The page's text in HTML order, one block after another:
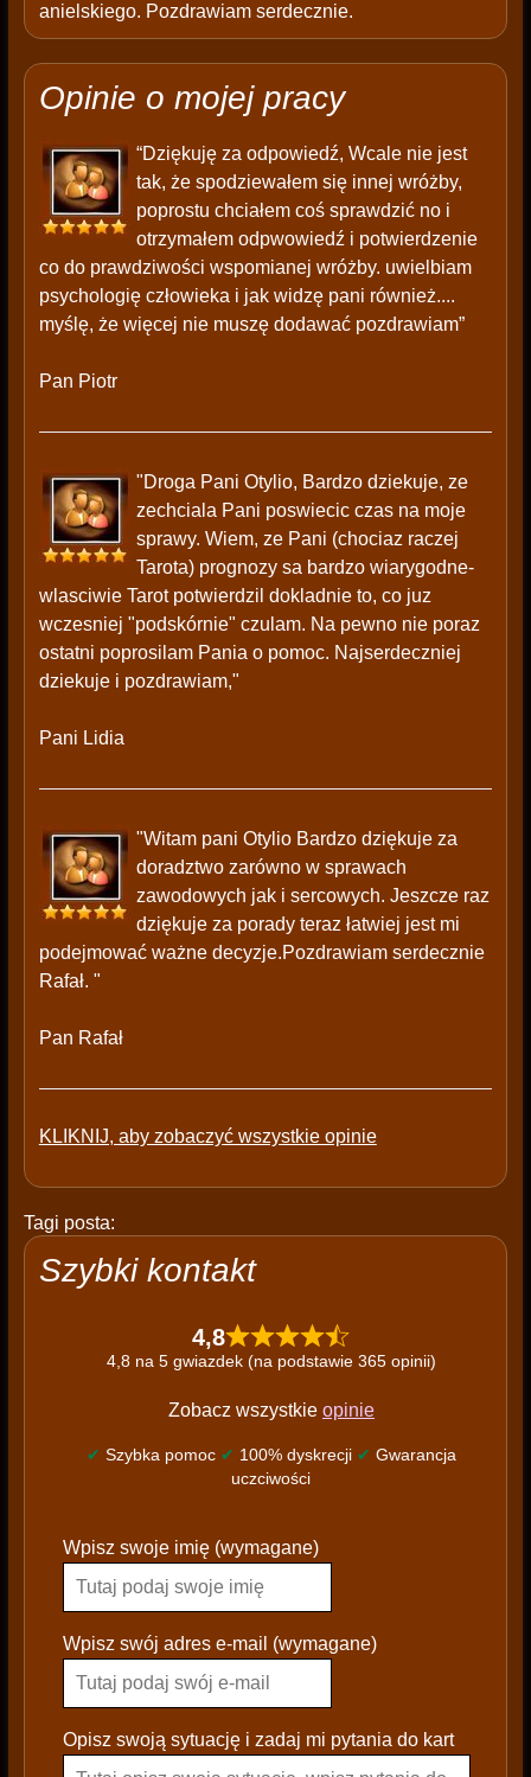
anielskiego. Pozdrawiam serdecznie.
Opinie o mojej pracy
“Dziękuję za odpowiedź, Wcale nie jest
tak, że spodziewałem się innej wróżby,
poprostu chciałem coś sprawdzić no i
otrzymałem odpwowiedź i potwierdzenie
co do prawdziwości wspomianej wróżby. uwielbiam
psychologię człowieka i jak widzę pani również....
myślę, że więcej nie muszę dodawać pozdrawiam”
Pan Piotr
"Droga Pani Otylio, Bardzo dziekuje, ze
zechciala Pani poswiecic czas na moje
sprawy. Wiem, ze Pani (chociaz raczej
Tarota) prognozy sa bardzo wiarygodne-
wlasciwie Tarot potwierdzil dokladnie to, co juz
wczesniej "podskórnie" czulam. Na pewno nie poraz
ostatni poprosilam Pania o pomoc. Najserdeczniej
dziekuje i pozdrawiam,"
Pani Lidia
"Witam pani Otylio Bardzo dziękuje za
doradztwo zarówno w sprawach
zawodowych jak i sercowych. Jeszcze raz
dziękuje za porady teraz łatwiej jest mi
podejmować ważne decyzje.Pozdrawiam serdecznie
Rafał. "
Pan Rafał
KLIKNIJ, aby zobaczyć wszystkie opinie
Tagi posta:
Szybki kontakt
4,8
4,8 na 5 gwiazdek (na podstawie 365 opinii)
Zobacz wszystkie opinie
✔ Szybka pomoc ✔ 100% dyskrecji ✔ Gwarancja
uczciwości
l
a
s
e
a
Wpisz swoje imię (wymagane)
Wpisz swój adres e-mail (wymagane)
Opisz swoją sytuację i zadaj mi pytania do kart